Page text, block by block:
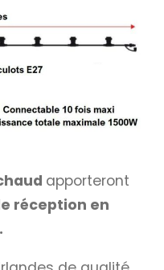
apporteront
réception en